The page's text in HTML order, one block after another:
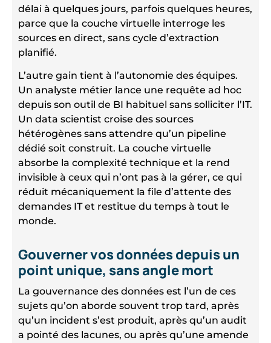
délai à quelques jours, parfois quelques heures,
parce que la couche virtuelle interroge les
sources en direct, sans cycle d’extraction
planifié.
L’autre gain tient à l’autonomie des équipes.
Un analyste métier lance une requête ad hoc
depuis son outil de BI habituel sans solliciter l’IT.
Un data scientist croise des sources
hétérogènes sans attendre qu’un pipeline
dédié soit construit. La couche virtuelle
absorbe la complexité technique et la rend
invisible à ceux qui n’ont pas à la gérer, ce qui
réduit mécaniquement la file d’attente des
demandes IT et restitue du temps à tout le
monde.
Gouverner vos données depuis un
point unique, sans angle mort
La gouvernance des données est l’un de ces
sujets qu’on aborde souvent trop tard, après
qu’un incident s’est produit, après qu’un audit
a pointé des lacunes, ou après qu’une amende